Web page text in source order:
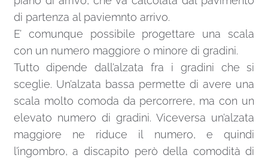
di partenza al paviemnto arrivo.
E’ comunque possibile progettare una scala
con un numero maggiore o minore di gradini.
Tutto dipende dall’alzata fra i gradini che si
sceglie. Un’alzata bassa permette di avere una
scala molto comoda da percorrere, ma con un
elevato numero di gradini. Viceversa un’alzata
maggiore ne riduce il numero, e quindi
l’ingombro, a discapito però della comodità di